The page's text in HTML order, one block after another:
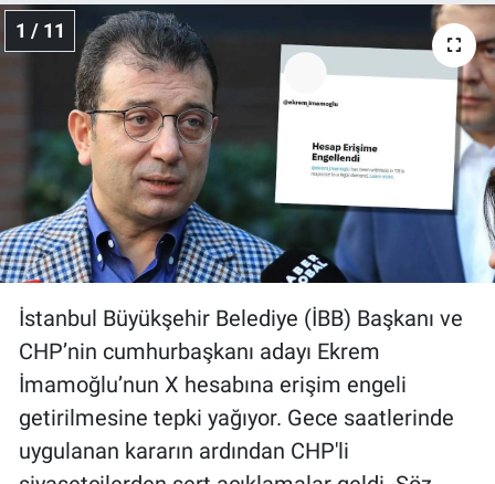
1 / 11
İstanbul Büyükşehir Belediye (İBB) Başkanı ve
CHP’nin cumhurbaşkanı adayı Ekrem
İmamoğlu’nun X hesabına erişim engeli
getirilmesine tepki yağıyor. Gece saatlerinde
uygulanan kararın ardından CHP'li
Gündem Özel
Günün görüntüsü
Haber
İlan
Kimdir
Koronavirüs
Kültür Sanat
Ne demişti